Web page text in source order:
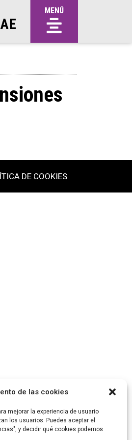
de las cookies
mejorar la experiencia de usuario
los usuarios. Puedes aceptar el
y decidir qué cookies podemos
MENÚ
DE COOKIES